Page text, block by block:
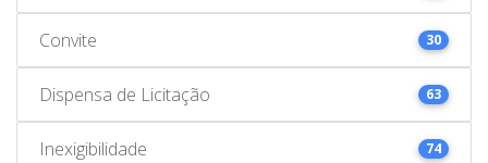
Convite 30
Dispensa de Licitação 63
Inexigibilidade 74